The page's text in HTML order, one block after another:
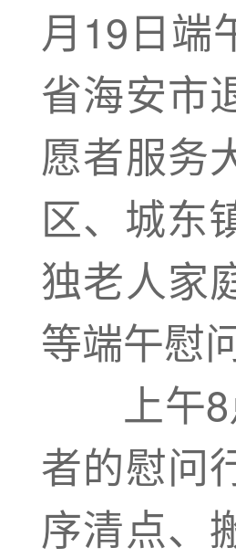
月19日端
省海安市
愿者服务
区、城东
独老人家
等端午慰
上午8
者的慰问
序清点、